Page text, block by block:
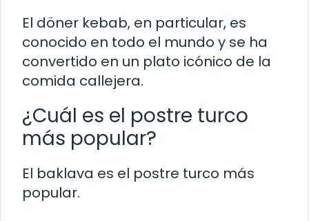
El döner kebab, en particular, es
conocido en todo el mundo y se ha
convertido en un plato icónico de la
comida callejera.
¿Cuál es el postre turco
más popular?
El baklava es el postre turco más
popular.